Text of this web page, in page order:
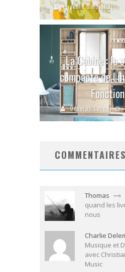
Eugénie Goloschapov
La Cabine : la
compacte de
Fonction
Déborah Larue
Thomas
quand les
nous
Charlie
Musique et
avec
Music